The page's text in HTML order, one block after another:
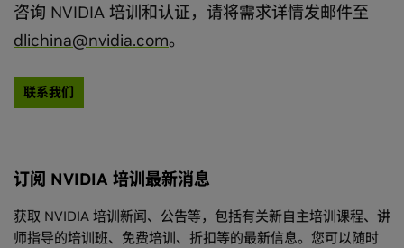
咨询 NVIDIA 培训和认证，请将需求详情发邮件至
dlichina@nvidia.com。
联系我们
订阅 NVIDIA 培训最新消息
获取 NVIDIA 培训新闻、公告等，包括有关新自主培训课程、讲
师指导的培训班、免费培训、折扣等的最新信息。您可以随时